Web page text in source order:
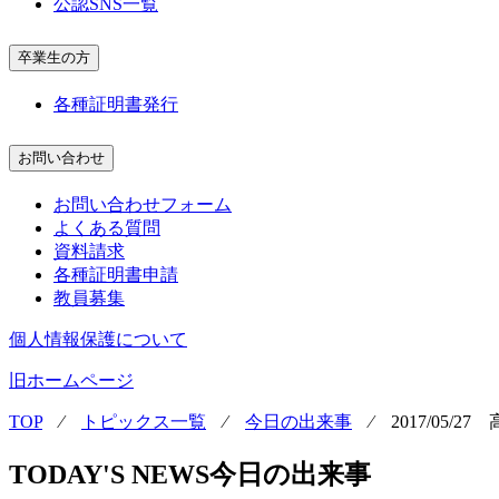
公認SNS一覧
卒業生の方
各種証明書発行
お問い合わせ
お問い合わせフォーム
よくある質問
資料請求
各種証明書申請
教員募集
個人情報保護について
旧ホームページ
TOP⁄ トピックス一覧 ⁄ 今日の出来事 ⁄ 2017/05/27
TODAY'S NEWS今日の出来事